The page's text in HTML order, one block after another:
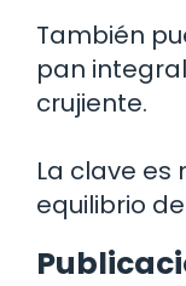
También
pan
crujiente.
La clave es
equilibrio